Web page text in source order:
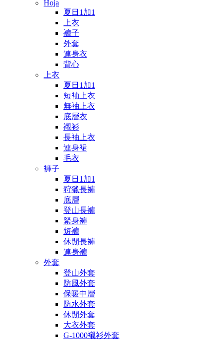
Hoja
夏日1加1
上衣
褲子
外套
連身衣
背心
上衣
夏日1加1
短袖上衣
無袖上衣
底層衣
襯衫
長袖上衣
連身裙
毛衣
褲子
夏日1加1
狩獵長褲
底層
登山長褲
緊身褲
短褲
休閒長褲
連身褲
外套
登山外套
防風外套
保暖中層
防水外套
休閒外套
大衣外套
G-1000襯衫外套